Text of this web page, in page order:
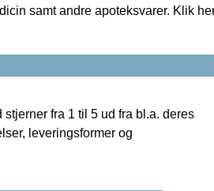
samt andre apoteksvarer. Klik
fra 1 til 5 ud fra bl.a. deres
leveringsformer og